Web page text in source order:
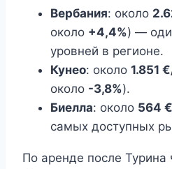
Вербания: около
около +4,4%) —
уровней в регионе.
Кунео: около 1.851
около -3,8%).
Биелла: около 564
самых доступных
По аренде после Турина